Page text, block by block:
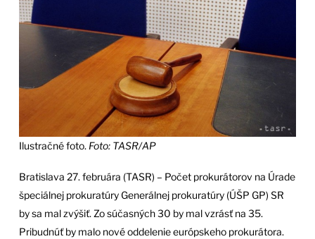
Ilustračné foto. Foto: TASR/AP
Bratislava 27. februára (TASR) – Počet prokurátorov na Úrade
špeciálnej prokuratúry Generálnej prokuratúry (ÚŠP GP) SR
by sa mal zvýšiť. Zo súčasných 30 by mal vzrásť na 35.
Pribudnúť by malo nové oddelenie európskeho prokurátora.